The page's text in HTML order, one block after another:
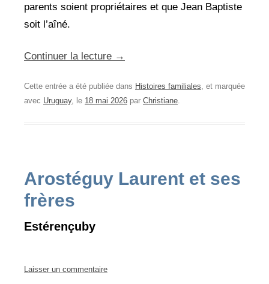
parents soient propriétaires et que Jean Baptiste
soit l’aîné.
Continuer la lecture →
Cette entrée a été publiée dans Histoires familiales, et marquée
avec Uruguay, le 18 mai 2026 par Christiane.
Arostéguy Laurent et ses
frères
Estérençuby
Laisser un commentaire